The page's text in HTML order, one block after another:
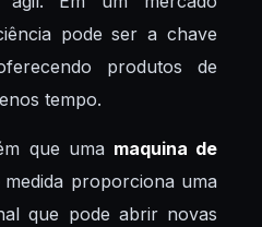
pode ser a chave
produtos de
tempo.
que uma maquina de
medida proporciona uma
que pode abrir novas